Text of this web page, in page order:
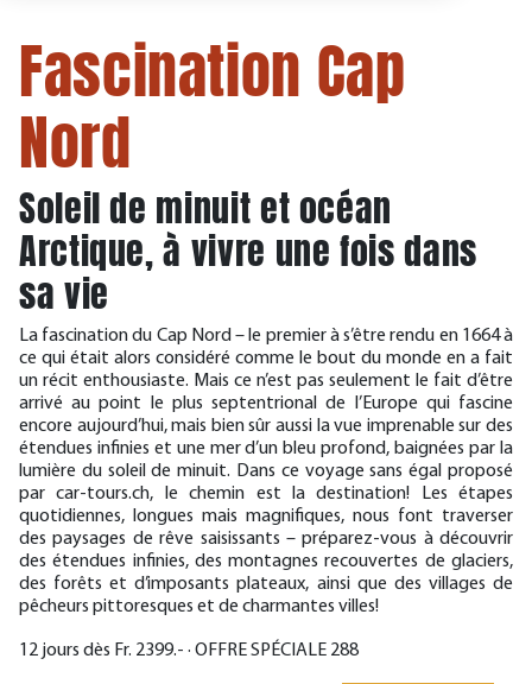
Fascination Cap
Nord
Soleil de minuit et océan
Arctique, à vivre une fois dans
sa vie
La fascination du Cap Nord – le premier à s’être rendu en 1664 à
ce qui était alors considéré comme le bout du monde en a fait
un récit enthousiaste. Mais ce n’est pas seulement le fait d’être
arrivé au point le plus septentrional de l’Europe qui fascine
encore aujourd’hui, mais bien sûr aussi la vue imprenable sur des
étendues infinies et une mer d’un bleu profond, baignées par la
lumière du soleil de minuit. Dans ce voyage sans égal proposé
par car-tours.ch, le chemin est la destination! Les étapes
quotidiennes, longues mais magnifiques, nous font traverser
des paysages de rêve saisissants – préparez-vous à découvrir
des étendues infinies, des montagnes recouvertes de glaciers,
des forêts et d’imposants plateaux, ainsi que des villages de
pêcheurs pittoresques et de charmantes villes!
12 jours dès Fr. 2399.- · OFFRE SPÉCIALE 288